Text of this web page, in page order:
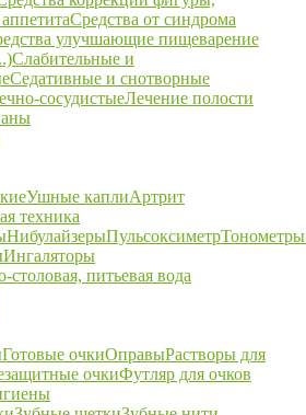
Средства от синдрома
улучшающие пищеварение
Слабительные и
Седативные и снотворные
сосудистыеЛечение полости
Ушные каплиАртрит
техника
НибулайзерыПульсоксиметрТонометры
Ингаляторы
питьевая вода
Готовые очкиОправыРастворы для
очкиФутляр для очков